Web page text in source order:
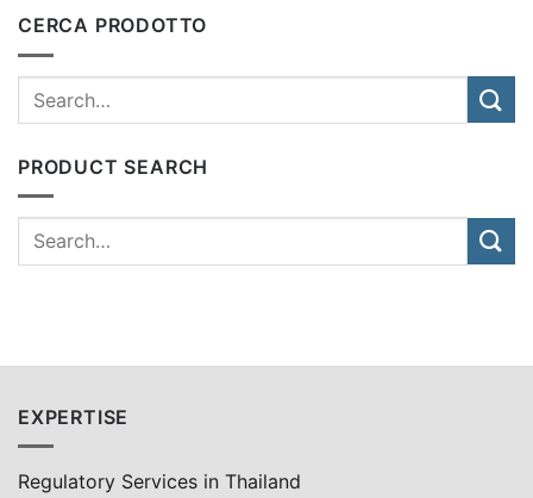
CERCA PRODOTTO
PRODUCT SEARCH
EXPERTISE
Regulatory Services in Thailand